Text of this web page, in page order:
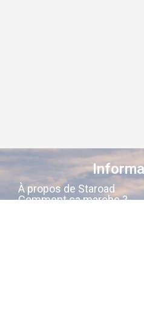
À propos de Staroad
Comment ça marche ?